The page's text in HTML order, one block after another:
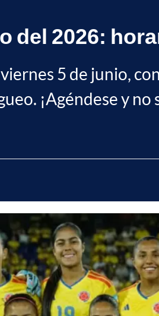
del 2026:
5 de junio,
¡Agéndese y no